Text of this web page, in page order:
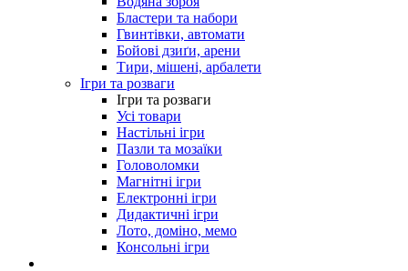
Бластери та набори
Гвинтівки, автомати
Бойові дзиґи, арени
Тири, мішені, арбалети
Ігри та розваги
Ігри та розваги
Усі товари
Настільні ігри
Пазли та мозаїки
Головоломки
Магнітні ігри
Електронні ігри
Дидактичні ігри
Лото, доміно, мемо
Консольні ігри